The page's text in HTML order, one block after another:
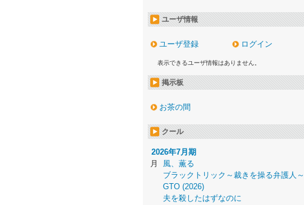
ユーザ情報
ユーザ登録 ログイン
表示できるユーザ情報はありません。
掲示板
お茶の間
クール
2026年7月期
月
風、薫る
ブラックトリック～裁きを操る弁護人～
GTO (2026)
夫を殺したはずなのに